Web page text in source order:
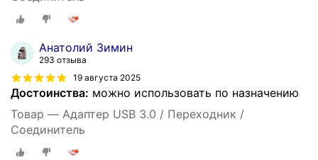
Анатолий Зимин
293 отзыва
19 августа 2025
Достоинства: можно использовать по назначению
Товар — Адаптер USB 3.0 / Переходник /
Соединитель